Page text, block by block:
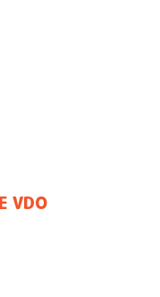
VDO